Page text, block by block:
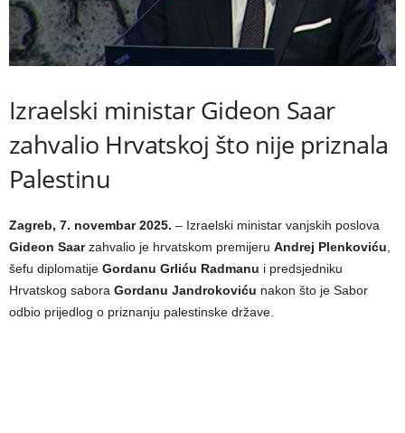
Izraelski ministar Gideon Saar
zahvalio Hrvatskoj što nije priznala
Palestinu
Zagreb, 7. novembar 2025. – Izraelski ministar vanjskih poslova
Gideon Saarzahvalio je hrvatskom premijeru Andrej Plenkoviću
šefu diplomatije Gordanu Grliću Radmanu i predsjedniku
Hrvatskog sabora Gordanu Jandrokoviću nakon što je Sabor
odbio prijedlog o priznanju palestinske države.